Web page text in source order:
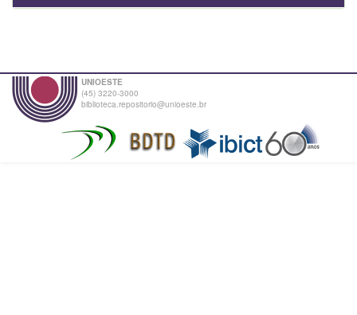
UNIOESTE
(45) 3220-3000
biblioteca.repositorio@unioeste.br